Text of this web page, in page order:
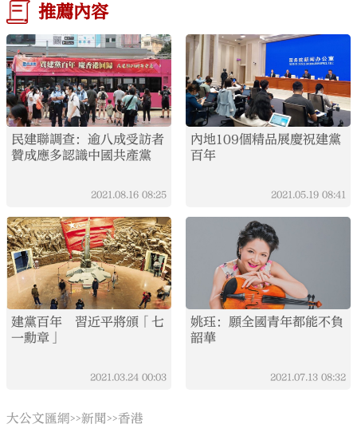
推薦內容
民建聯調查：逾八成受訪者
贊成應多認識中國共產黨
2021.08.16 08:25
內地109個精品展慶祝建黨
百年
2021.05.19 08:41
建黨百年 習近平將頒「七
一勳章」
2021.03.24 00:03
姚珏：願全國青年都能不負
韶華
2021.07.13 08:32
大公文匯網>>新聞>>香港